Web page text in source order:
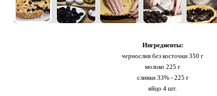
Ингредиенты:
чернослив без косточки 350 г
молоко 225 г
сливки 33% - 225 г
яйцо 4 шт.